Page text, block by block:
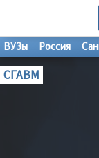
ВУЗы Россия
СГАВМ